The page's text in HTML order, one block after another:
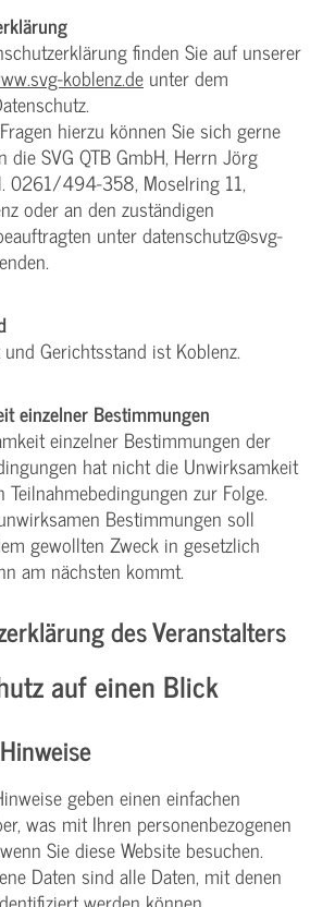
finden Sie auf unserer
koblenz.de unter dem
hierzu können Sie sich gerne
die SVG QTB GmbH, Herrn Jörg
0261/494-358, Moselring 11,
oder an den zuständigen
unter datenschutz@svg-
Gerichtsstand ist Koblenz.
einzelner Bestimmungen
einzelner Bestimmungen der
hat nicht die Unwirksamkeit
Teilnahmebedingungen zur Folge.
Bestimmungen soll
gewollten Zweck in gesetzlich
am nächsten kommt.
des Veranstalters
auf einen Blick
geben einen einfachen
was mit Ihren personenbezogenen
Sie diese Website besuchen.
Daten sind alle Daten, mit denen